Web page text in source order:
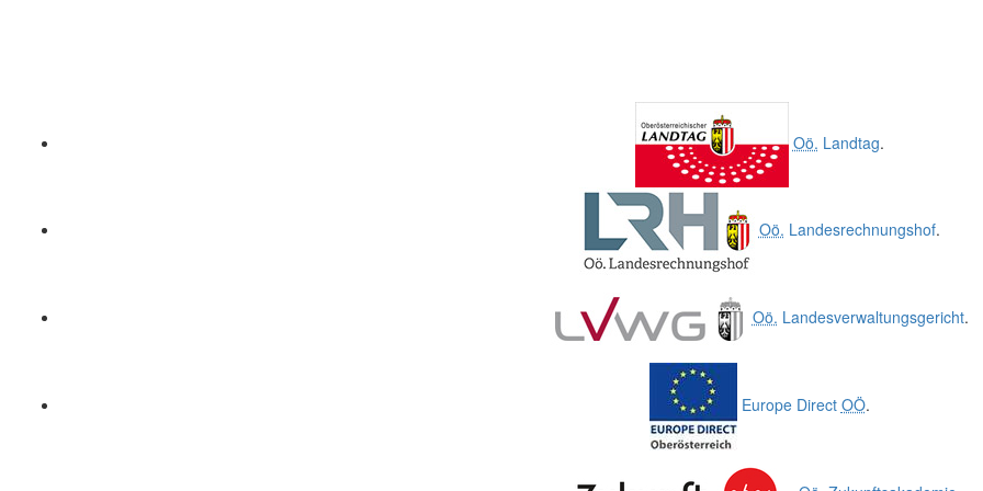
Oö. Landtag.
Oö. Landesrechnungshof.
Oö. Landesverwaltungsgericht.
Europe Direct OÖ.